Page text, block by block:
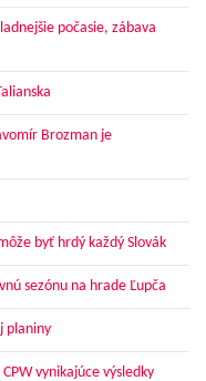
počasie, zábava
Brozman je
byť hrdý každý Slovák
sezónu na hrade Ľupča
planiny
vynikajúce výsledky